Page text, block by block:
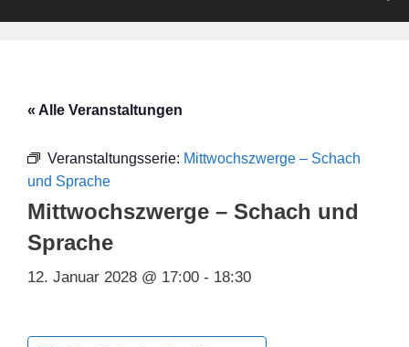
« Alle Veranstaltungen
Veranstaltungsserie: Mittwochszwerge – Schach
und Sprache
Mittwochszwerge – Schach und
Sprache
12. Januar 2028 @ 17:00 - 18:30